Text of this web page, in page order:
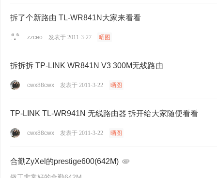
拆了个新路由 TL-WR841N大家来看看
zzceo 发表于 2011-3-27 晒图
拆拆拆 TP-LINK WR841N V3 300M无线路由
cwx88cwx 发表于 2011-3-22 晒图
TP-LINK TL-WR941N 无线路由器 拆开给大家随便看看
cwx88cwx 发表于 2011-3-22 晒图
合勤ZyXel的prestige600(642M)